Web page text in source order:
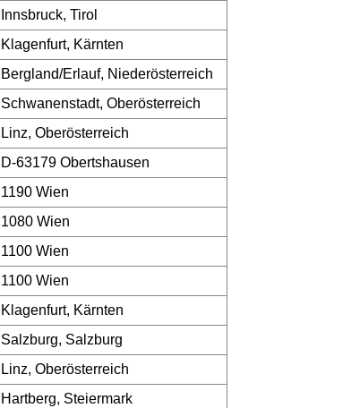
Innsbruck, Tirol
Klagenfurt, Kärnten
Bergland/Erlauf, Niederösterreich
Schwanenstadt, Oberösterreich
Linz, Oberösterreich
D-63179 Obertshausen
1190 Wien
1080 Wien
1100 Wien
1100 Wien
Klagenfurt, Kärnten
Salzburg, Salzburg
Linz, Oberösterreich
Hartberg, Steiermark